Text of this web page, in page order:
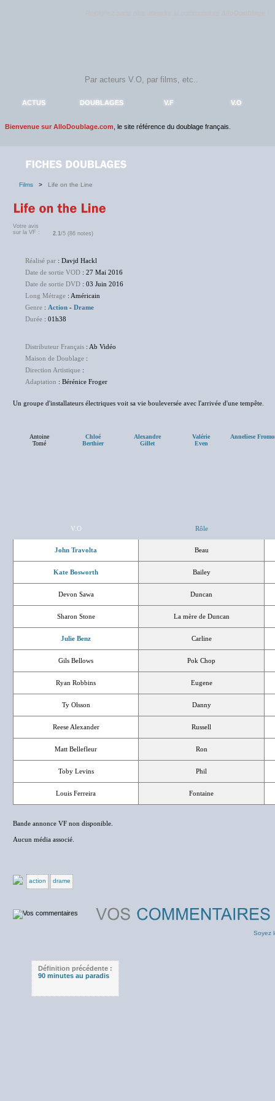
ACTUS DOUBLAGES V.F V.O
Bienvenue sur AlloDoublage.com , le site référence du doublage français.
Films > Life on the Line
Votre avis
sur la VF :
2.1/5 (86 notes)
Réalisé par : Davjd Hackl
Date de sortie VOD : 27 Mai 2016
Date de sortie DVD : 03 Juin 2016
Long Métrage : Américain
Genre : Action - Drame
Durée : 01h38
Distributeur Français : Ab Vidéo
Maison de Doublage :
Direction Artistique :
Adaptation : Bérénice Froger
Un groupe d'installateurs électriques voit sa vie bouleversée avec l'arrivée d'une tempête.
Antoine
Tomé
Chloé
Berthier
Alexandre
Gillet
Valérie
Even
Anneliese
V.O Rôle
John Travolta Beau
Kate Bosworth Bailey
Devon Sawa Duncan
Sharon Stone La mère de Duncan
Julie Benz Carline
Gils Bellows Pok Chop
Ryan Robbins Eugene
Ty Olsson Danny
Reese Alexander Russell
Matt Bellefleur Ron
Toby Levins Phil
Louis Ferreira Fontaine
Bande annonce VF non disponible.
Aucun média associé.
action drame
Soyez
Définition précédente :
90 minutes au paradis